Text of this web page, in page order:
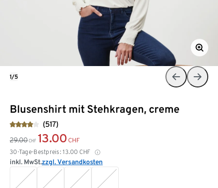
Blusenshirt mit Stehkragen, creme
(517)
29.00 CHF 13.00 CHF
30-Tage-Bestpreis: 13.00 CHF
inkl. MwSt.zzgl. Versandkosten
1/5